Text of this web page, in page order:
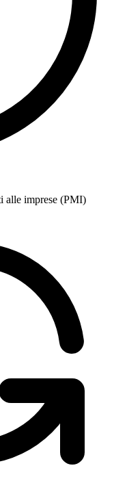
alle imprese (PMI)